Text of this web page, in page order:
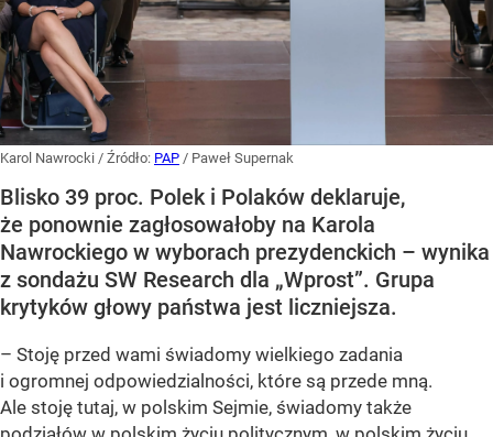
Karol Nawrocki / Źródło: PAP / Paweł Supernak
Blisko 39 proc. Polek i Polaków deklaruje,
że ponownie zagłosowałoby na Karola
Nawrockiego w wyborach prezydenckich – wynika
z sondażu SW Research dla „Wprost”. Grupa
krytyków głowy państwa jest liczniejsza.
– Stoję przed wami świadomy wielkiego zadania
i ogromnej odpowiedzialności, które są przede mną.
Ale stoję tutaj, w polskim Sejmie, świadomy także